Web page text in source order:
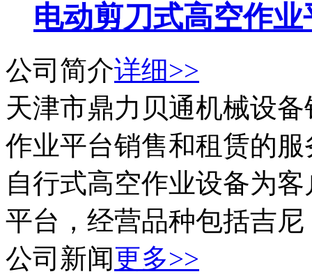
电动剪刀式高空作业
公司简介详细>>
天津市鼎力贝通机械设
作业平台销售和租赁的
自行式高空作业设备为
平台，经营品种包括吉
公司新闻更多>>